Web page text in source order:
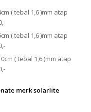
( tebal 1,6 )mm atap
( tebal 1,6 )mm atap
( tebal 1,6 )mm atap
merk solarlite